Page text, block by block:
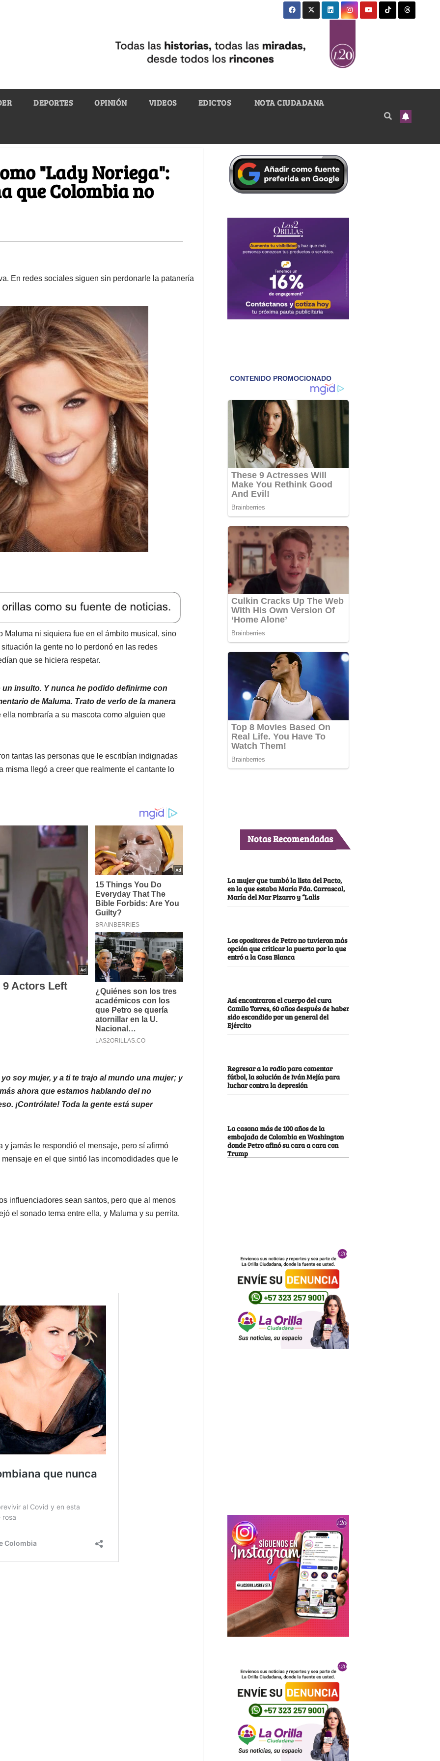
DEPORTES OPINIÓN VIDEOS EDICTOS NOTA CIUDADANA
"Lady Noriega":
que Colombia no
En redes sociales siguen sin perdonarle la patanería
Maluma ni siquiera fue en el ámbito musical, sino
la gente no lo perdonó en las redes
que se hiciera respetar.
insulto. Y nunca he podido definirme con
de Maluma. Trato de verlo de la manera
nombraría a su mascota como alguien que
tantas las personas que le escribían indignadas
llegó a creer que realmente el cantante lo
soy mujer, y a ti te trajo al mundo una mujer; y
ahora que estamos hablando del no
¡Contrólate! Toda la gente está super
y jamás le respondió el mensaje, pero sí afirmó
en el que sintió las incomodidades que le
influenciadores sean santos, pero que al menos
el sonado tema entre ella, y Maluma y su perrita.
Notas Recomendadas
La mujer que tumbó la lista del Pacto,
en la que estaba María Fda. Carrascal,
María del Mar Pizarro y “Lalis
Los opositores de Petro no tuvieron más
opción que criticar la puerta por la que
entró a la Casa Blanca
Así encontraron el cuerpo del cura
Camilo Torres, 60 años después de haber
sido escondido por un general del
Ejército
Regresar a la radio para comentar
fútbol, la solución de Iván Mejía para
luchar contra la depresión
La casona más de 100 años de la
embajada de Colombia en Washington
donde Petro afinó su cara a cara con
Trump